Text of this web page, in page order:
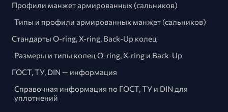
Профили манжет армированных (сальников)
Типы и профили армированных манжет (сальников)
Стандарты O-ring, X-ring, Back-Up колец
Размеры и типы колец O-ring, X-ring и Back-Up
ГОСТ, ТУ, DIN — информация
Справочная информация по ГОСТ, ТУ и DIN для
уплотнений